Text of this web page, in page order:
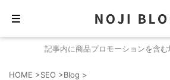
記事内に商品プロモーションを含
HOME >SEO >Blog >